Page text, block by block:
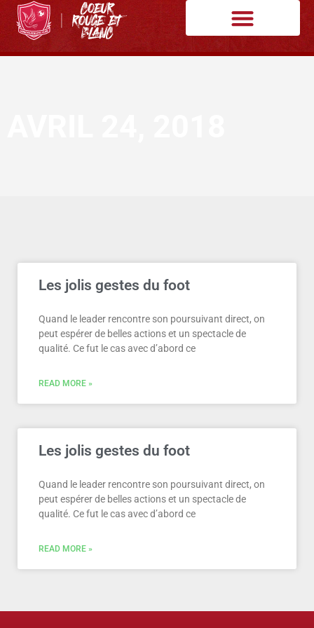
Les jolis gestes du foot
Quand le leader rencontre son poursuivant direct, on
peut espérer de belles actions et un spectacle de
qualité. Ce fut le cas avec d’abord ce
READ MORE »
Les jolis gestes du foot
Quand le leader rencontre son poursuivant direct, on
peut espérer de belles actions et un spectacle de
qualité. Ce fut le cas avec d’abord ce
READ MORE »